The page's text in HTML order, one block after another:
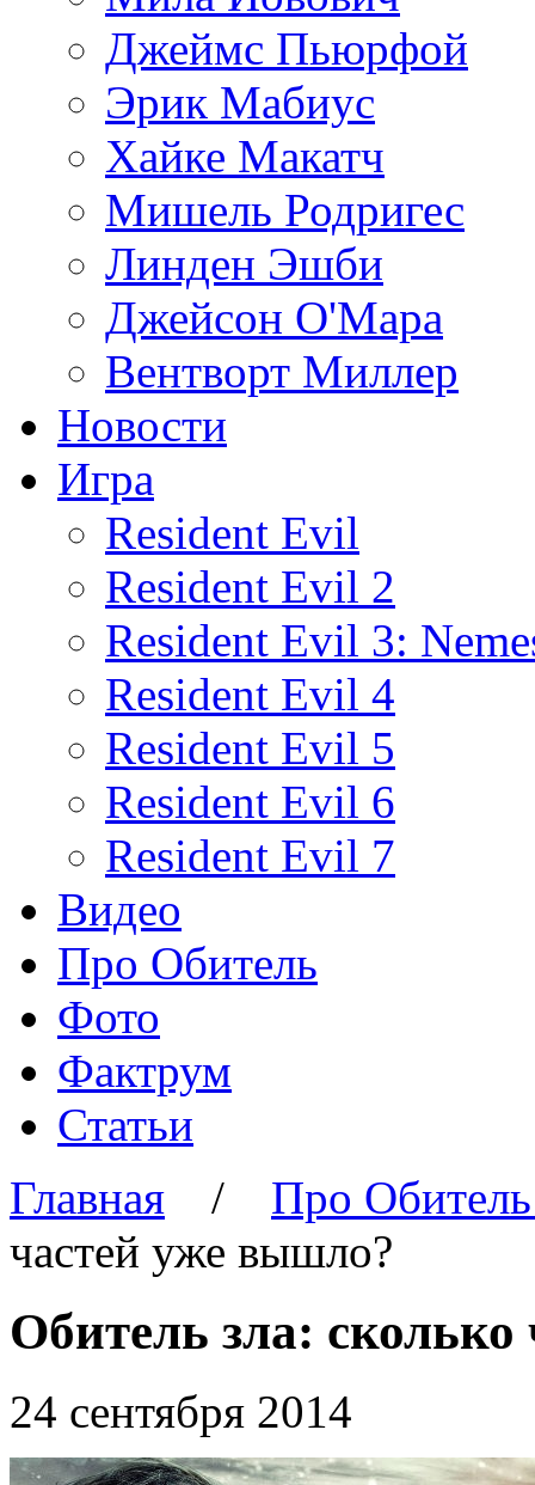
Джеймс Пьюрфой
Эрик Мабиус
Хайке Макатч
Мишель Родригес
Линден Эшби
Джейсон О'Мара
Вентворт Миллер
Новости
Игра
Resident Evil
Resident Evil 2
Resident Evil 3:
Resident Evil 4
Resident Evil 5
Resident Evil 6
Resident Evil 7
Видео
Про Обитель
Фото
Фактрум
Статьи
Главная / Про
частей уже вышло?
Обитель зла:
24 сентября 2014